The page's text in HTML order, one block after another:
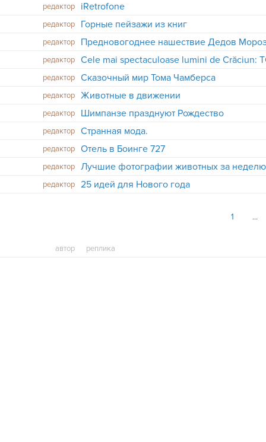
редактор iRetrofone
редактор Горные пейзажи из книг
редактор Предновогоднее нашествие Дедов
редактор
редактор
Сказочный мир Тома Чамберса
редактор Животные в движении
редактор Шимпанзе празднуют Рождество
редактор Странная мода.
редактор Отель в Боинге 727
редактор Лучшие фотографии животных за неделю
редактор 25 идей для Нового года
1
автор реплика